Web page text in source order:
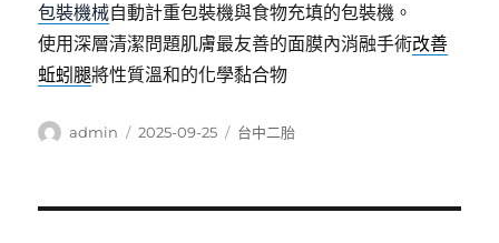
包裝機械自動計重包裝機與食物充填的包裝機。
使用深層清潔問題肌膚最友善的面膜內消融手術改善
蚯蚓腿將性質溫和的化學黏合物
作
admin
發
2025-09-25
分
台中二胎